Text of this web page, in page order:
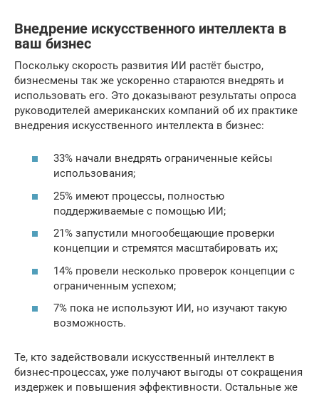
Внедрение искусственного интеллекта в
ваш бизнес
Поскольку скорость развития ИИ растёт быстро,
бизнесмены так же ускоренно стараются внедрять и
использовать его. Это доказывают результаты опроса
руководителей американских компаний об их практике
внедрения искусственного интеллекта в бизнес:
33% начали внедрять ограниченные кейсы
использования;
25% имеют процессы, полностью
поддерживаемые с помощью ИИ;
21% запустили многообещающие проверки
концепции и стремятся масштабировать их;
14% провели несколько проверок концепции с
ограниченным успехом;
7% пока не используют ИИ, но изучают такую
возможность.
Те, кто задействовали искусственный интеллект в
бизнес-процессах, уже получают выгоды от сокращения
издержек и повышения эффективности. Остальные же